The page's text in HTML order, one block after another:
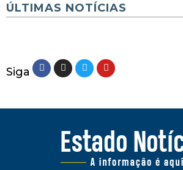
ÚLTIMAS NOTÍCIAS
Siga